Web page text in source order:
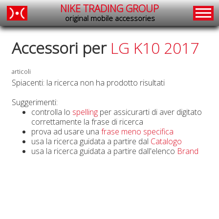
NIKE TRADING GROUP
original mobile accessories
Accessori per LG K10 2017
articoli
Spiacenti: la ricerca non ha prodotto risultati
Suggerimenti:
controlla lo spelling per assicurarti di aver digitato
correttamente la frase di ricerca
prova ad usare una frase meno specifica
usa la ricerca guidata a partire dal Catalogo
usa la ricerca guidata a partire dall'elenco Brand